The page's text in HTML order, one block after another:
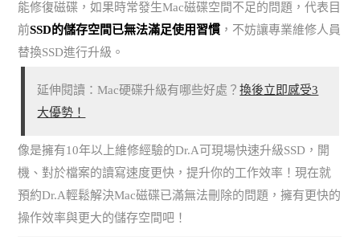
能修復磁碟，如果時常發生Mac磁碟空間不足的問題，代表目
前SSD的儲存空間已無法滿足使用習慣 ，不妨讓專業維修人員
替換SSD進行升級。
延伸閱讀：Mac硬碟升級有哪些好處？換後立即感受3
大優勢！
像是擁有10年以上維修經驗的Dr.A可現場快速升級SSD，開
機、對於檔案的讀寫速度更快，提升你的工作效率！現在就
預約Dr.A輕鬆解決Mac磁碟已滿無法刪除的問題，擁有更快的
操作效率與更大的儲存空間吧！